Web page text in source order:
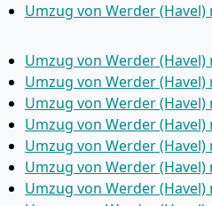
Umzug von Werder
Umzug von Werder
Umzug von Werder (Havel)
Umzug von Werder (Havel)
Umzug von Werder (Havel)
Umzug von Werder (Havel)
Umzug von Werder
Umzug von Werder